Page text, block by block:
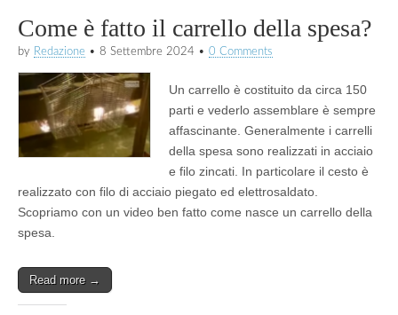
Come è fatto il carrello della spesa?
by Redazione • 8 Settembre 2024 • 0 Comments
Un carrello è costituito da circa 150
parti e vederlo assemblare è sempre
affascinante. Generalmente i carrelli
della spesa sono realizzati in acciaio
e filo zincati. In particolare il cesto è
realizzato con filo di acciaio piegato ed elettrosaldato.
Scopriamo con un video ben fatto come nasce un carrello della
spesa.
Read more →